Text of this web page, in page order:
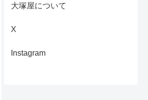
大塚屋について
X
Instagram